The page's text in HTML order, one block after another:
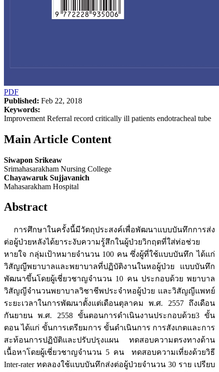
PDF
Published: Feb 22, 2018
Keywords:
Improvement Referral record critically ill patients endotracheal tube
Main Article Content
Siwapon Srikeaw
Srimahasarakham Nursing College
Chayawaruk Sujjavanich
Mahasarakham Hospital
Abstract
การศึกษาในครั้งนี้มีวัตถุประสงค์เพื่อพัฒนาแบบบันทึกการส่ง
ต่อผู้ป่วยหลังได้ยาระงับความรู้สึกในผู้ป่วยวิกฤตที่ใส่ท่อช่วย
หายใจ กลุ่มเป้าหมายจำนวน 100 คน ซึ่งผู้ที่ใช้แบบบันทึก ได้แก่
วิสัญญีพยาบาลและพยาบาลที่ปฏิบัติงานในหอผู้ป่วย แบบบันทึก
พัฒนาขึ้นโดยผู้เชี่ยวชาญจำนวน 10 คน ประกอบด้วย พยาบาล
วิสัญญีจำนวนพยาบาลวิชาชีพประจำหอผู้ป่วย และวิสัญญีแพทย์
ระยะเวลาในการพัฒนาตั้งแต่เดือนตุลาคม พ.ศ. 2557 ถึงเดือน
กันยายน พ.ศ. 2558 ขั้นตอนการดำเนินงานประกอบด้วย3 ขั้น
ตอน ได้แก่ ขั้นการเตรียมการ ขั้นดำเนินการ การสังเกตและการ
สะท้อนการปฏิบัติและปรับปรุงแผน ทดสอบความตรงทางด้าน
เนื้อหาโดยผู้เชี่ยวชาญจำนวน 5 คน ทดสอบความเที่ยงด้วยวิธี
Inter-rater ทดลองใช้แบบบันทึกส่งต่อผู้ป่วยจำนวน 30 ราย เปรียบ